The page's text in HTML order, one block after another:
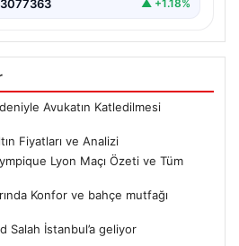
3077363 ▲ +1.18%
Avukatın Katledilmesi
Fiyatları ve Analizi
Lyon Maçı Özeti ve Tüm
Konfor ve bahçe mutfağı
Salah İstanbul’a geliyor